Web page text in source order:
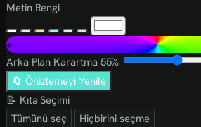
Metin Rengi
+
Arka Plan Karartma 55%
🔄 Önizlemeyi Yenile
📝 Kıta Seçimi
Tümünü seç
Hiçbirini seçme